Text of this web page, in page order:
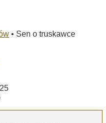
• Sen o truskawce